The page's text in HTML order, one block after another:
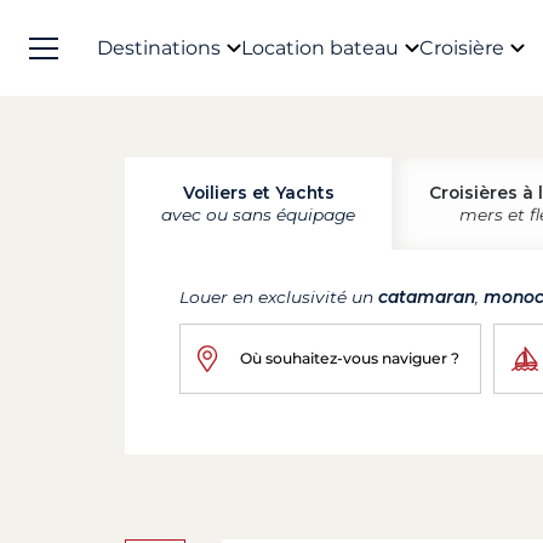
Destinations Location bateau Croisière
Voiliers et Yachts
avec ou sans équipage
Croisières à
mers et
Louer en exclusivité un catamaran